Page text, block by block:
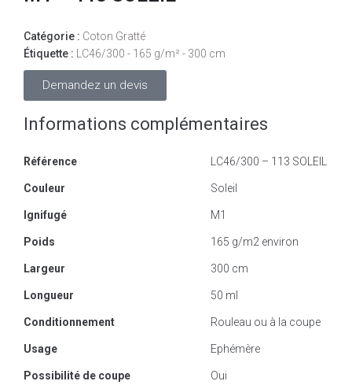
Catégorie : Coton Gratté
Étiquette : LC46/300 - 165 g/m² - 300 cm
Demandez un devis
Informations complémentaires
Référence LC46/300 – 113 SOLEIL
Couleur Soleil
Ignifugé M1
Poids 165 g/m2 environ
Largeur 300 cm
Longueur 50 ml
Conditionnement Rouleau ou à la coupe
Usage Ephémère
Possibilité de coupe Oui